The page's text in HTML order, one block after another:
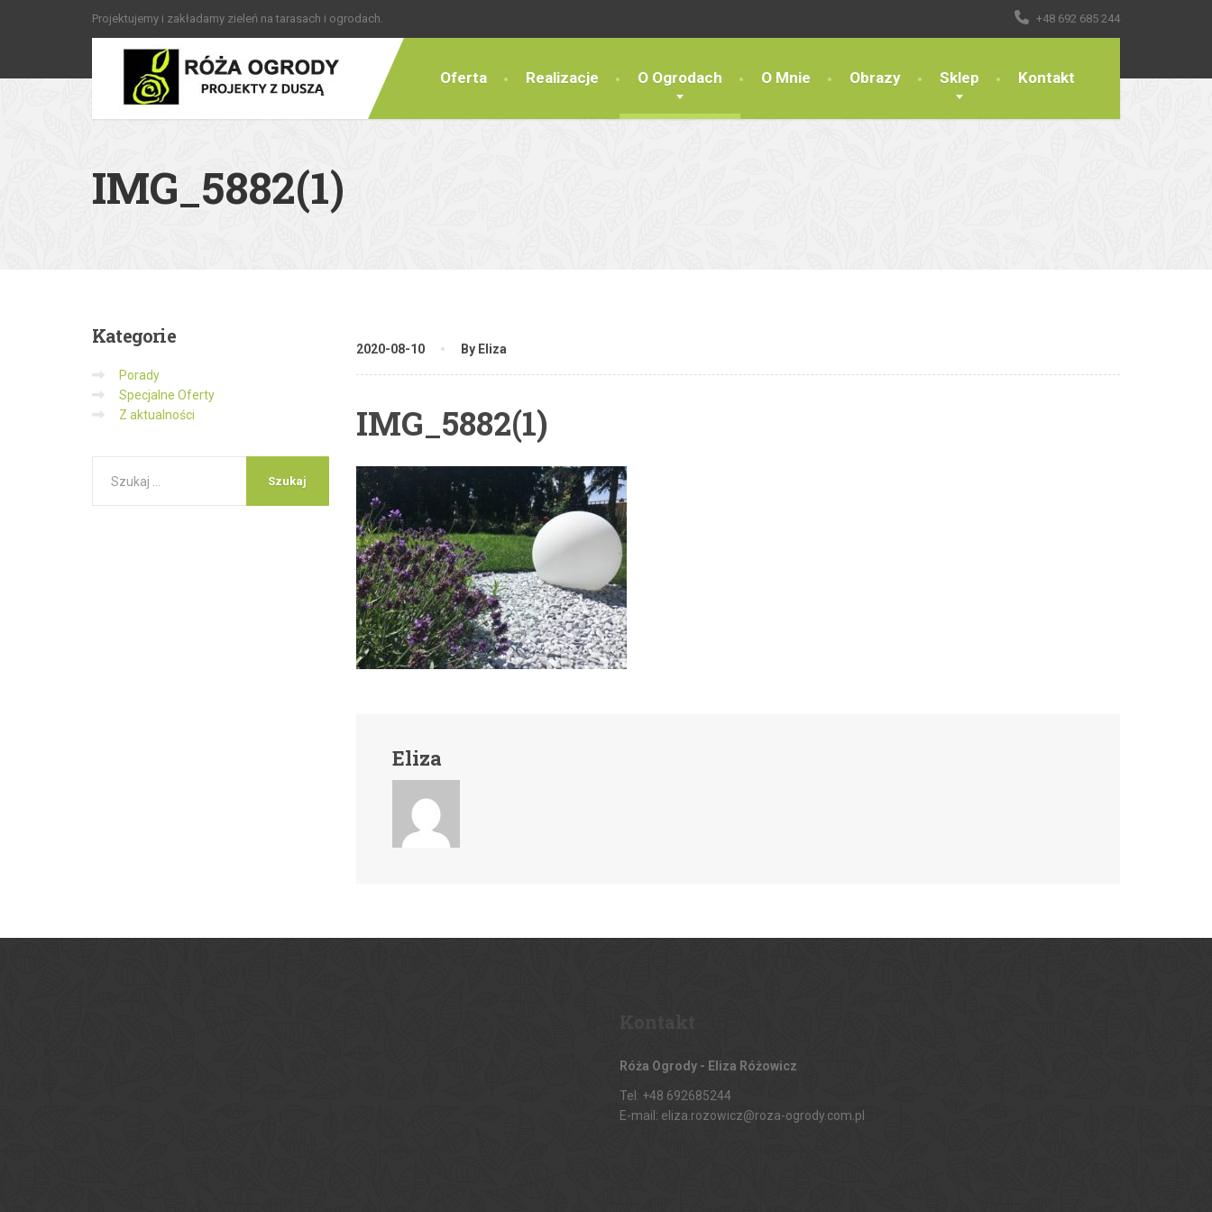
Projektujemy i zakładamy zieleń na tarasach i ogrodach. +48 692 685 244
Oferta Realizacje O Ogrodach O Mnie Obrazy Sklep Kontakt
IMG_5882(1)
2020-08-10 By Eliza
IMG_5882(1)
Eliza
Kategorie
Porady
Specjalne Oferty
Z aktualności
Róża Ogrody - Eliza Różowicz
Tel: +48 692685244
E-mail: eliza.rozowicz@roza-ogrody.com.pl